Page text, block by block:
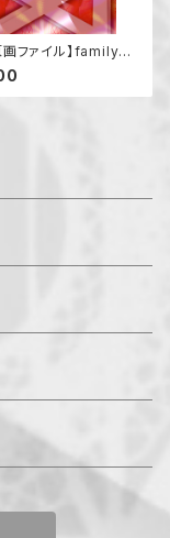
画ファイル】family
結ばれた関係、共同